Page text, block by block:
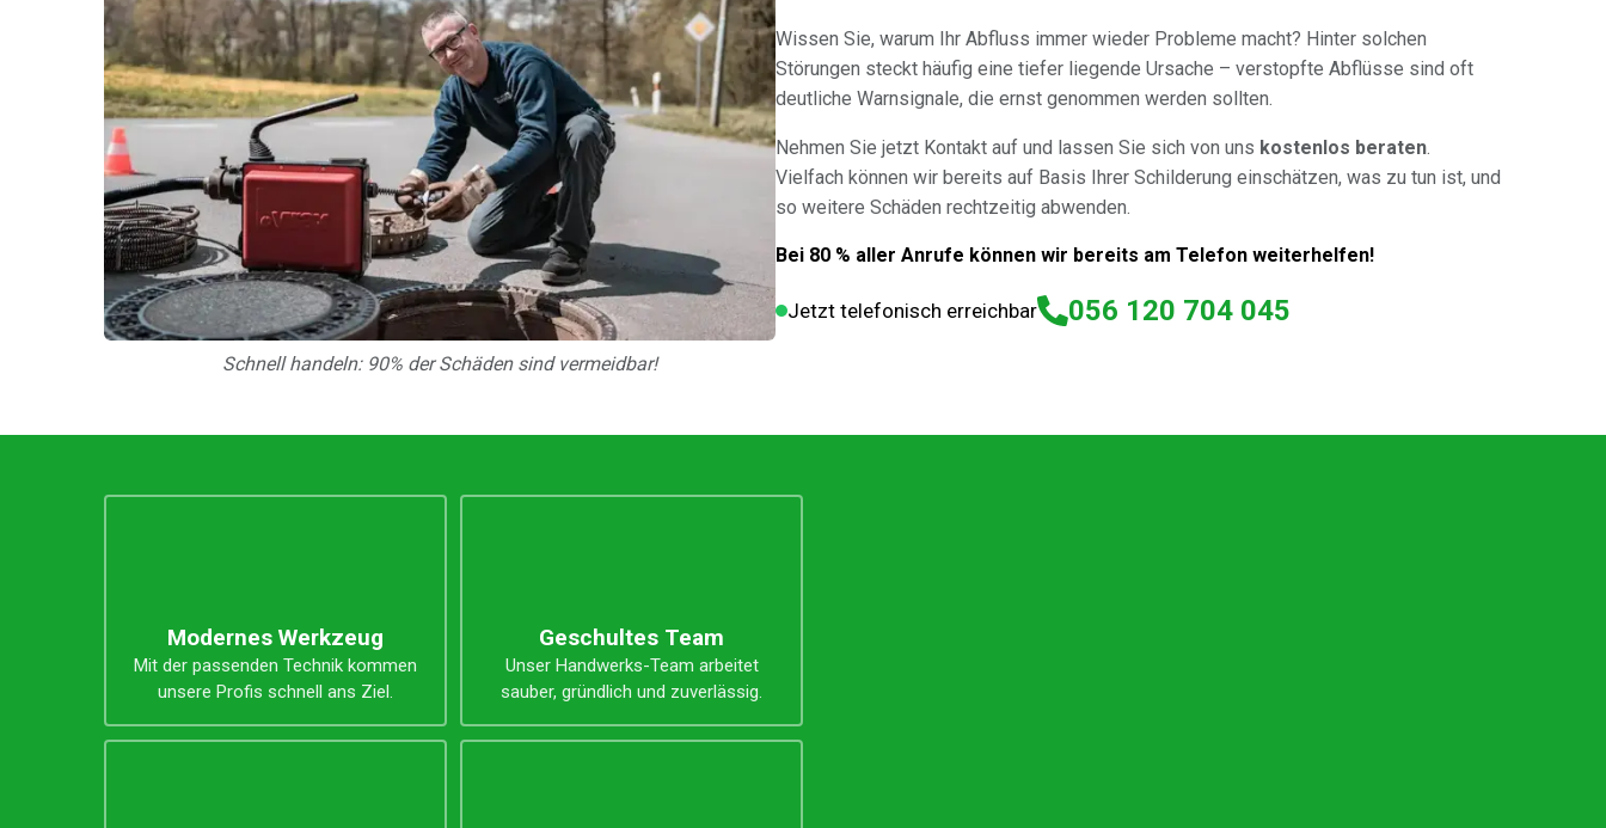
Schnell handeln: 90% der Schäden sind vermeidbar!
Wissen Sie, warum Ihr Abfluss immer wieder Probleme macht? Hinter solchen
Störungen steckt häufig eine tiefer liegende Ursache – verstopfte Abflüsse sind oft
deutliche Warnsignale, die ernst genommen werden sollten.
Nehmen Sie jetzt Kontakt auf und lassen Sie sich von uns kostenlos beraten.
Vielfach können wir bereits auf Basis Ihrer Schilderung einschätzen, was zu tun ist, und
so weitere Schäden rechtzeitig abwenden.
Bei 80 % aller Anrufe können wir bereits am Telefon weiterhelfen!
Jetzt telefonisch erreichbar 056 120 704 045
Unsere Vorteile
Modernes Werkzeug
Mit der passenden Technik kommen
unsere Profis schnell ans Ziel.
Geschultes Team
Unser Handwerks-Team arbeitet
sauber, gründlich und zuverlässig.